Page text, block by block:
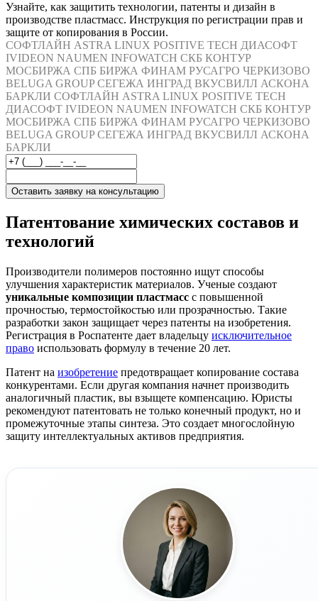
Узнайте, как защитить технологии, патенты и дизайн в
производстве пластмасс. Инструкция по регистрации прав и
защите от копирования в России.
СОФТЛАЙН ASTRA LINUX POSITIVE TECH ДИАСОФТ
IVIDEON NAUMEN INFOWATCH СКБ КОНТУР
МОСБИРЖА СПБ БИРЖА ФИНАМ РУСАГРО ЧЕРКИЗОВО
BELUGA GROUP СЕГЕЖА ИНГРАД ВКУСВИЛЛ АСКОНА
БАРКЛИ СОФТЛАЙН ASTRA LINUX POSITIVE TECH
ДИАСОФТ IVIDEON NAUMEN INFOWATCH СКБ КОНТУР
МОСБИРЖА СПБ БИРЖА ФИНАМ РУСАГРО ЧЕРКИЗОВО
BELUGA GROUP СЕГЕЖА ИНГРАД ВКУСВИЛЛ АСКОНА
БАРКЛИ
Оставить заявку на консультацию
Патентование химических составов и
технологий
Производители полимеров постоянно ищут способы
улучшения характеристик материалов. Ученые создают
уникальные композиции пластмасс с повышенной
прочностью, термостойкостью или прозрачностью. Такие
разработки закон защищает через патенты на изобретения.
Регистрация в Роспатенте дает владельцу исключительное
право использовать формулу в течение 20 лет.
Патент на изобретение предотвращает копирование состава
конкурентами. Если другая компания начнет производить
аналогичный пластик, вы взыщете компенсацию. Юристы
рекомендуют патентовать не только конечный продукт, но и
промежуточные этапы синтеза. Это создает многослойную
защиту интеллектуальных активов предприятия.